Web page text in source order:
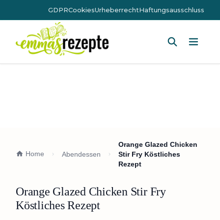
GDPRCookiesUrheberrechtHaftungsausschluss
Home Abendessen
Orange Glazed Chicken
Stir Fry Köstliches
Rezept
Orange Glazed Chicken Stir Fry
Köstliches Rezept